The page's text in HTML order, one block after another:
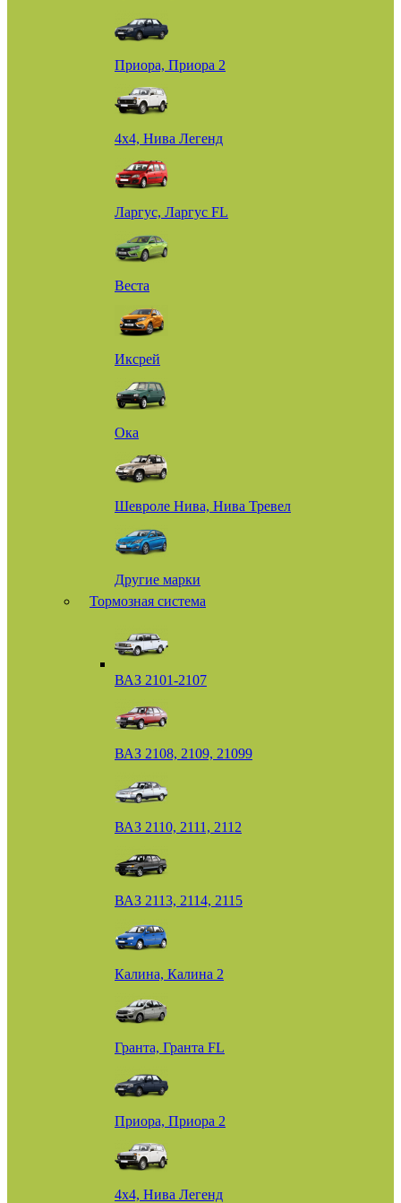
Приора, Приора 2
4х4, Нива Легенд
Ларгус, Ларгус FL
Веста
Иксрей
Ока
Шевроле Нива, Нива Тревел
Другие марки
Тормозная система
ВАЗ 2101-2107
ВАЗ 2108, 2109, 21099
ВАЗ 2110, 2111, 2112
ВАЗ 2113, 2114, 2115
Калина, Калина 2
Гранта, Гранта FL
Приора, Приора 2
4х4, Нива Легенд